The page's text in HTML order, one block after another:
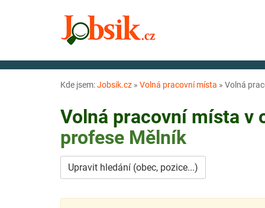
Kde jsem:Jobsik.cz » Volná pracovní místa » Volná
Volná pracovní místa v
profese Mělník
Upravit hledání (obec, pozice...)